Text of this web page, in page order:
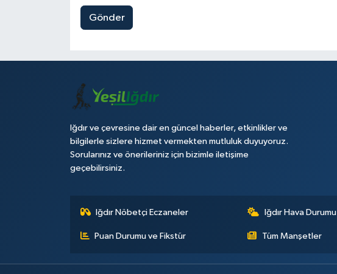
Gönder
Iğdır ve çevresine dair en güncel haberler, etkinlikler ve
bilgilerle sizlere hizmet vermekten mutluluk duyuyoruz.
Sorularınız ve önerileriniz için bizimle iletişime
geçebilirsiniz.
Iğdır Nöbetçi Eczaneler Iğdır Hava Durumu
Puan Durumu ve Fikstür Tüm Manşetler